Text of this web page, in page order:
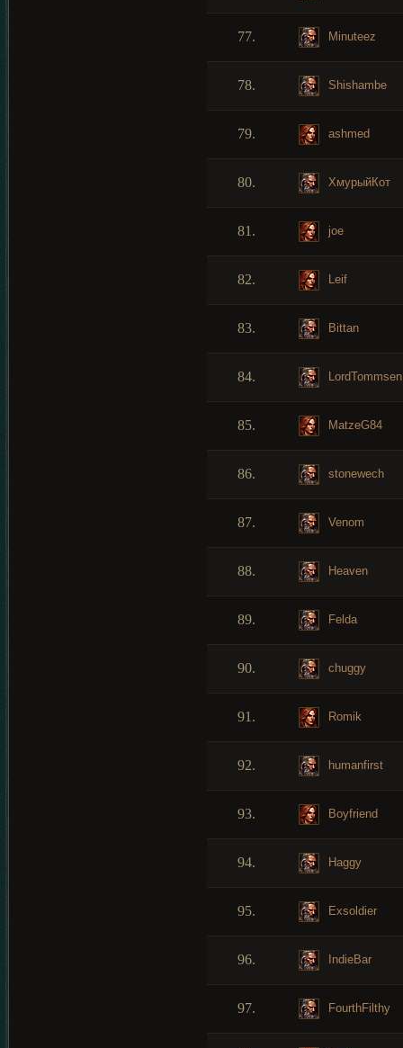
77. Minuteez
78. Shishambe
79. ashmed
80. ХмурыйКот
81. joe
82. Leif
83. Bittan
84. LordTommsen
85. MatzeG84
86. stonewech
87. Venom
88. Heaven
89. Felda
90. chuggy
91. Romik
92. humanfirst
93. Boyfriend
94. Haggy
95. Exsoldier
96. IndieBar
97. FourthFilthy